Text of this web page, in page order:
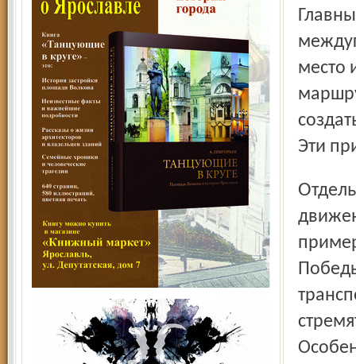
место
Эти
Отдельно хочется остановиться на регулировании